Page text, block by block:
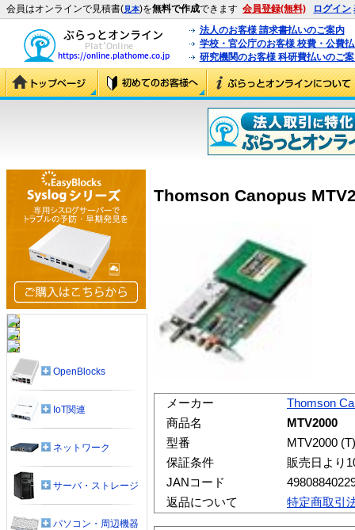
会員はオンラインで見積書(見本)を無料で作成できます 会員登録(無料) ログイン
法人のお客様 請求書払いのご案内
学校・官公庁のお客様 校費・公費
研究機関のお客様 科研費払いのご
Thomson Canopus
メーカー
Thomson
商品名
MTV2000
型番
MTV2000 (T)
保証条件
販売日より
JANコード
返品について
特定商取引
OpenBlocks
IoT関連
ネットワーク
サーバ・ストレージ
パソコン・周辺機器